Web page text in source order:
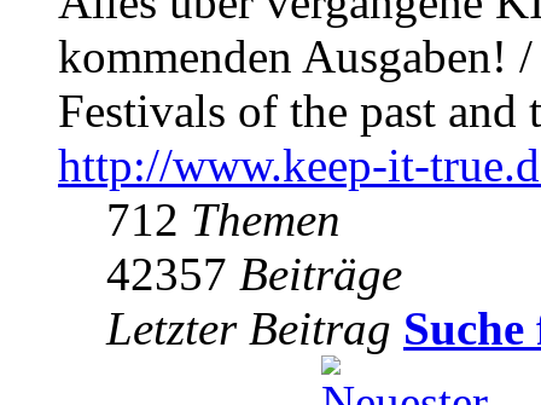
kommenden Ausgaben!
Festivals of the past
http://www.keep-it-
712 Themen
42357 Beiträge
Letzter Beitrag